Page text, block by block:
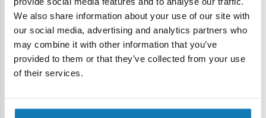
We also share information about your use of our site with
our social media, advertising and analytics partners who
may combine it with other information that you’ve
provided to them or that they’ve collected from your use
of their services.
W ten sposób powstały specjalne gogle View Master, które
pozwalają dzieciakom nie tylko na odbycie niesamowitych
trójwymiarowych podróży, ale także są doskonałym
instrumentem do nauki i zdobywania wiedzy np. o Układzie
słonecznym (View Master Kosmos) czy o niezwykle
interesujących miejscach na świecie.